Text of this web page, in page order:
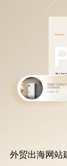
外贸出海网站